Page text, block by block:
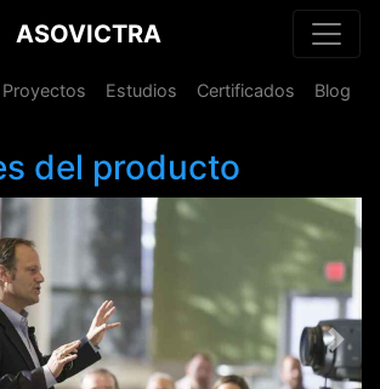
ASOVICTRA
Proyectos Estudios Certificados Blog
del producto
Next